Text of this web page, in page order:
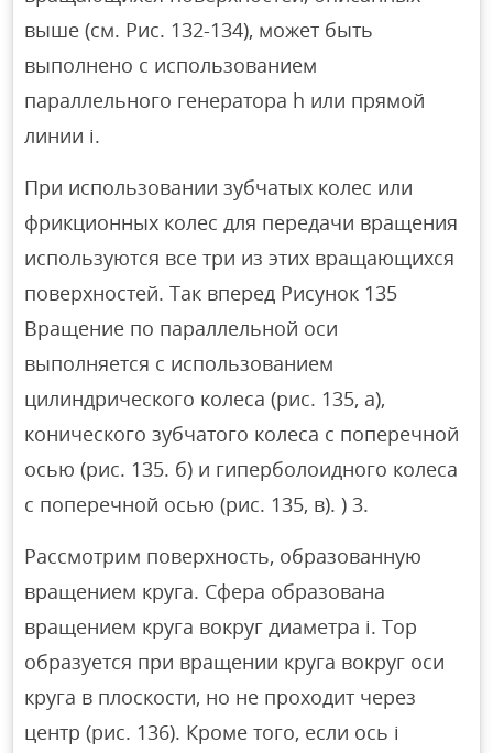
выше (см. Рис. 132-134), может быть
выполнено с использованием
параллельного генератора h или прямой
линии i.
При использовании зубчатых колес или
фрикционных колес для передачи вращения
используются все три из этих вращающихся
поверхностей. Так вперед Рисунок 135
Вращение по параллельной оси
выполняется с использованием
цилиндрического колеса (рис. 135, а),
конического зубчатого колеса с поперечной
осью (рис. 135. б) и гиперболоидного колеса
с поперечной осью (рис. 135, в). ) 3.
Рассмотрим поверхность, образованную
вращением круга. Сфера образована
вращением круга вокруг диаметра i. Тор
образуется при вращении круга вокруг оси
круга в плоскости, но не проходит через
центр (рис. 136). Кроме того, если ось i